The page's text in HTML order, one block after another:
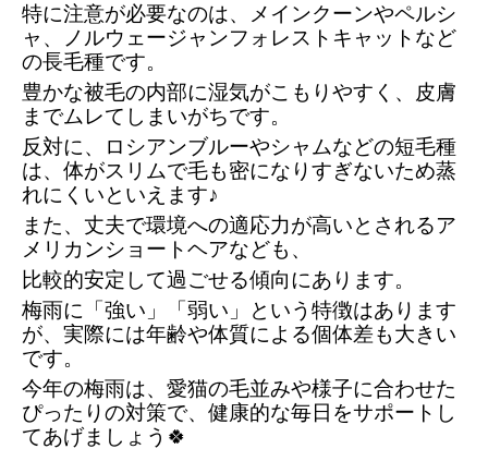
特に注意が必要なのは、メインクーンやペルシ
ャ、ノルウェージャンフォレストキャットなど
の長毛種です。
豊かな被毛の内部に湿気がこもりやすく、皮膚
までムレてしまいがちです。
反対に、ロシアンブルーやシャムなどの短毛種
は、体がスリムで毛も密になりすぎないため蒸
れにくいといえます♪
また、丈夫で環境への適応力が高いとされるア
メリカンショートヘアなども、
比較的安定して過ごせる傾向にあります。
梅雨に「強い」「弱い」という特徴はあります
が、実際には年齢や体質による個体差も大きい
です。
今年の梅雨は、愛猫の毛並みや様子に合わせた
ぴったりの対策で、健康的な毎日をサポートし
てあげましょう🍀